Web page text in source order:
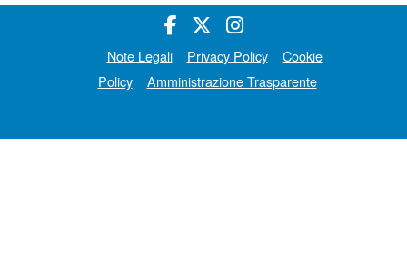
Note Legali Privacy Policy
Cookie
Policy
Amministrazione Trasparente